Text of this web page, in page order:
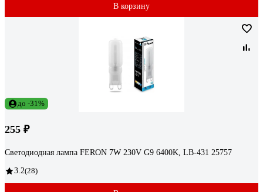
В корзину
до -31%
255 ₽
Светодиодная лампа FERON 7W 230V G9 6400K, LB-431 25757
3.2(28)